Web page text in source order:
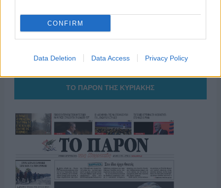
CONFIRM
Data Deletion Data Access Privacy Policy
ΟΣΑ ΧΡΕΙΑΖΕΣΑΙ
ΓΙΑ ΤΟ ΚΑΛΟΚΑΙΡΙ ΣΟΥ →
ΤΟ ΠΑΡΟΝ ΤΗΣ ΚΥΡΙΑΚΗΣ